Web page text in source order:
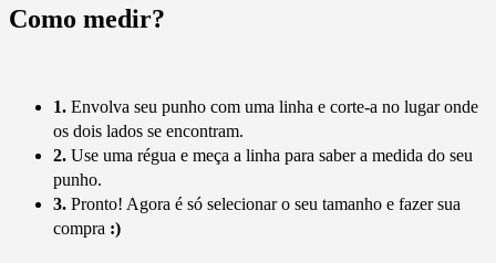
Como medir?
1. Envolva seu punho com uma linha e corte-a no lugar onde
os dois lados se encontram.
2. Use uma régua e meça a linha para saber a medida do seu
punho.
3. Pronto! Agora é só selecionar o seu tamanho e fazer sua
compra :)